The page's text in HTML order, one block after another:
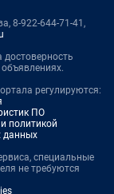
8-922-644-71-41,
достоверность
регулируются:
ПО
политикой
данных
специальные
не требуются